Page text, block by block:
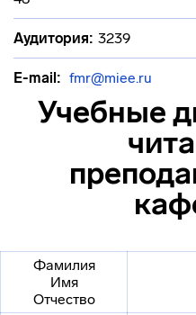
Аудитория: 3239
E-mail: fmr@miee.ru
Учебные
Фамилия
Имя
Отчество